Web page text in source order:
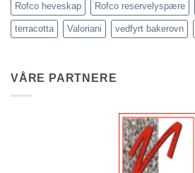
Rofco heveskap Rofco reservelyspære
terracotta Valoriani vedfyrt bakerovn
VÅRE PARTNERE